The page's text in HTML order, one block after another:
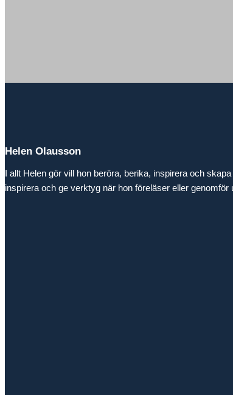
Helen Olausson
I allt Helen gör vill hon beröra, berika, inspirera och
inspirera och ge verktyg när hon föreläser eller genomför